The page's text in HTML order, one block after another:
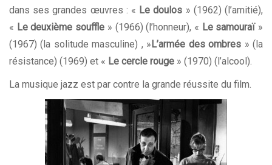
dans ses grandes œuvres : « Le doulos » (1962) (l’amitié),
« Le deuxième souffle » (1966) (l’honneur), « Le samouraï»
(1967) (la solitude masculine) , » L’armée des ombres » (la
résistance) (1969) et « Le cercle rouge » (1970) (l’alcool).
La musique jazz est par contre la grande réussite du film.